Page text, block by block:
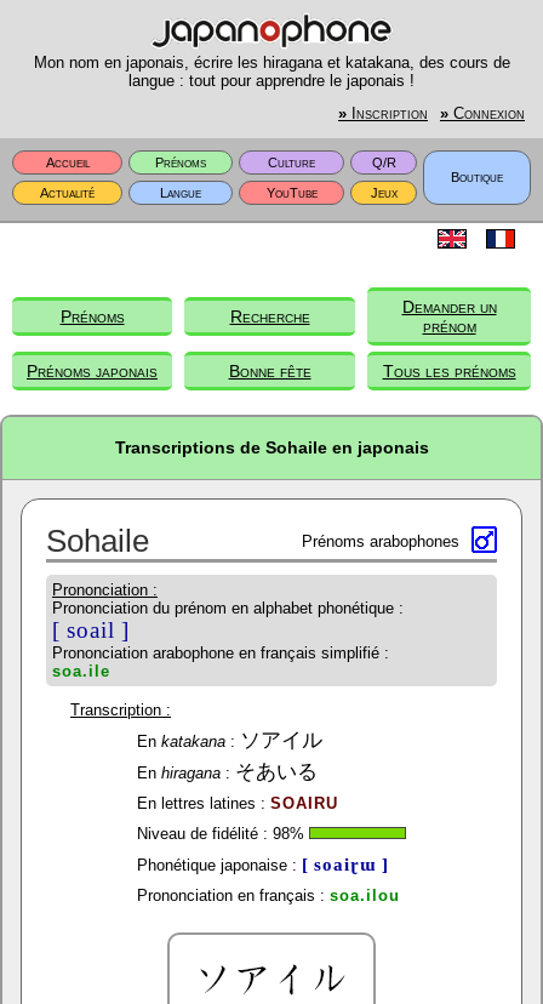
Mon nom en japonais, écrire les hiragana et katakana, des cours de
langue : tout pour apprendre le japonais !
» Inscription » Connexion
Accueil Prénoms Culture
Q/R
Boutique
Actualité
Langue YouTube Jeux
Prénoms Recherche
Demander un
prénom
Prénoms japonais Bonne fête Tous les prénoms
Transcriptions de Sohaile en japonais
Sohaile Prénoms arabophones
Prononciation :
Prononciation du prénom en alphabet phonétique :
[ soail ]
Prononciation arabophone en français simplifié :
soa.ile
Transcription :
En katakana : ソアイル
En hiragana : そあいる
En lettres latines : SOAIRU
Niveau de fidélité : 98%
Phonétique japonaise : [ soaiɽɯ ]
Prononciation en français : soa.ilou